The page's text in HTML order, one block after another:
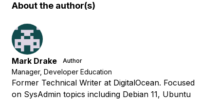
About the author(s)
Mark Drake Author
Manager, Developer Education
Former Technical Writer at DigitalOcean. Focused
on SysAdmin topics including Debian 11, Ubuntu